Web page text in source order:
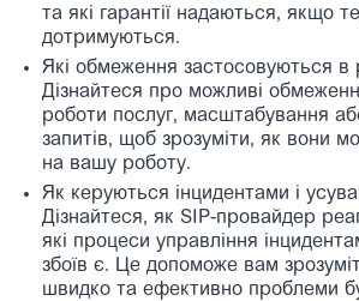
та які гарантії надаються, якщо
дотримуються.
Які обмеження застосовуються в
Дізнайтеся про можливі
роботи послуг, масштабування
запитів, щоб зрозуміти, як вони
на вашу роботу.
Як керуються інцидентами і
Дізнайтеся, як SIP-провайдер
які процеси управління
збоїв є. Це допоможе вам
швидко та ефективно проблеми